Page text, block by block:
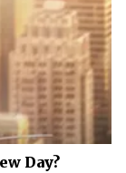
Day?